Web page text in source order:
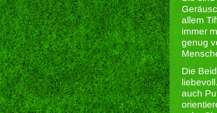
allem
immer
genug
Die
auch